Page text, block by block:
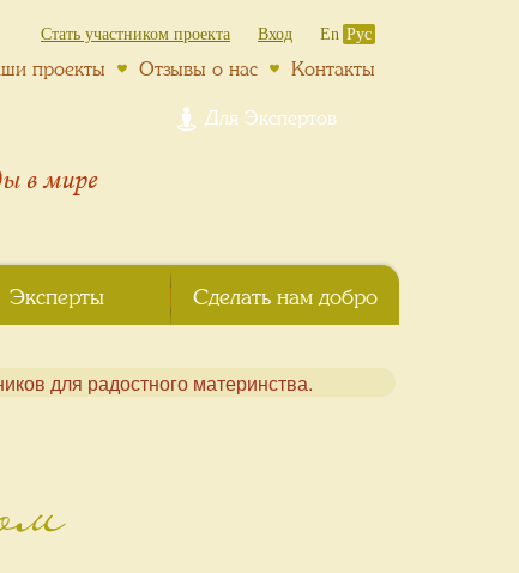
в мире
Стать участником проекта Вход En Рус
проекты Отзывы о нас Контакты
Эксперты Сделать нам добро
Для Экспертов